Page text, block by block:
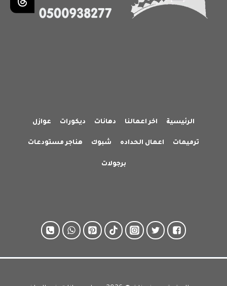
الرئيسية اخر اعمالنا دهانات ديكورات عوازل
ترميمات اعمال الحداده شبوك هناجر مستودعات
برجولات